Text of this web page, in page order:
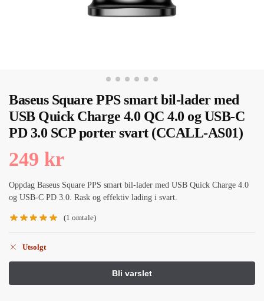
Baseus Square PPS smart bil-lader med
USB Quick Charge 4.0 QC 4.0 og USB-C
PD 3.0 SCP porter svart (CCALL-AS01)
249 kr
Oppdag Baseus Square PPS smart bil-lader med USB Quick Charge 4.0
og USB-C PD 3.0. Rask og effektiv lading i svart.
(1 omtale)
Utsolgt